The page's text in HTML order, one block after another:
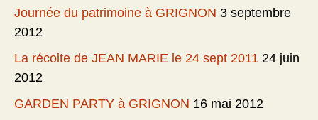
Journée du patrimoine à GRIGNON 3 septembre
2012
La récolte de JEAN MARIE le 24 sept 2011 24 juin
2012
GARDEN PARTY à GRIGNON 16 mai 2012